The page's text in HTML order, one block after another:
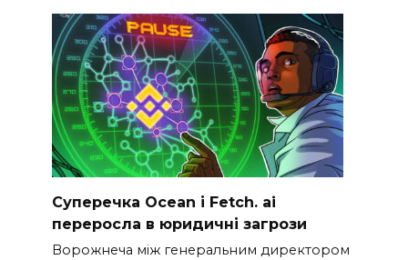
Суперечка Ocean і Fetch. ai
переросла в юридичні загрози
Ворожнеча між генеральним директором